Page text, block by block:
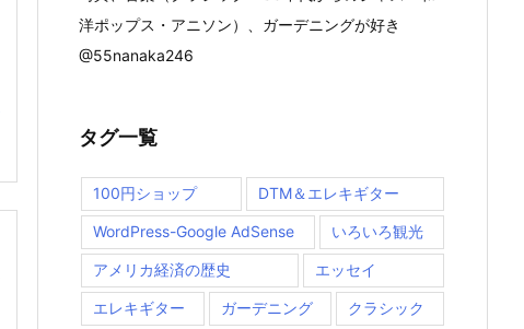
洋ポップス・アニソン）、ガーデニングが好き
@55nanaka246
タグ一覧
100円ショップ DTM＆エレキギター
WordPress-Google AdSense いろいろ観光
アメリカ経済の歴史 エッセイ
エレキギター ガーデニング クラシック